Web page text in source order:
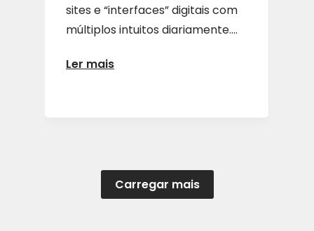
sites e “interfaces” digitais com
múltiplos intuitos diariamente....
Ler mais
Carregar mais